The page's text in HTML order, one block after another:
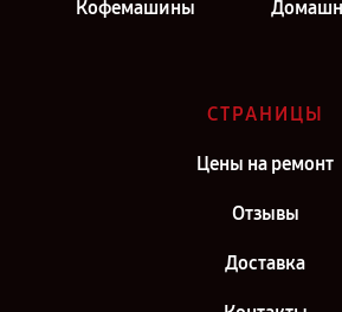
Кофемашины
СТРАНИЦЫ
Цены на ремонт
Отзывы
Доставка